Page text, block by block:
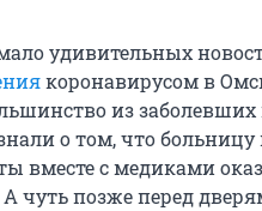
удивительных
коронавирусом в
из заболевших
о том, что
вместе с медиками
чуть позже перед